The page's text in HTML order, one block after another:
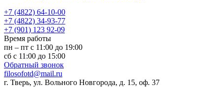
‪+7 (4822) 64-10-00
+7 (4822) 34-93-77
+7 (901) 123 92-09
Время работы
пн – пт с 11:00 до 19:00
сб с 11:00 до 15:00
Обратный звонок
filosofotd@mail.ru
г. Тверь, ул. Вольного Новгорода, д. 15, оф. 37